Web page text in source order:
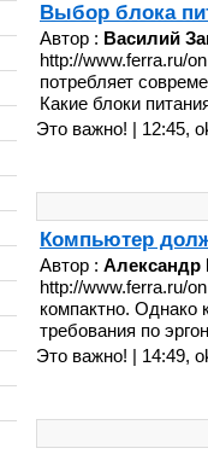
Выбор блока
Автор : Василий
http://www.ferra.ru/
потребляет
Какие блоки
Это важно! | 12:45,
Компьютер
Автор :
http://www.ferra.ru/
компактно. Однако
требования по
Это важно! | 14:49,